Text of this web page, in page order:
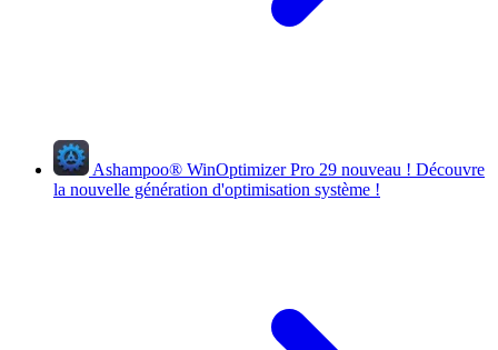
Ashampoo® WinOptimizer Pro 29 nouveau ! Découvre
la nouvelle génération d'optimisation système !